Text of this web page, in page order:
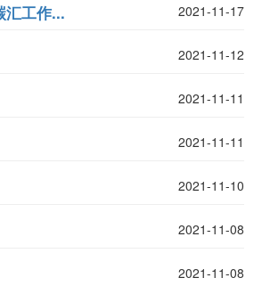
汇工作... 2021-11-17
2021-11-12
2021-11-11
2021-11-11
2021-11-10
2021-11-08
2021-11-08